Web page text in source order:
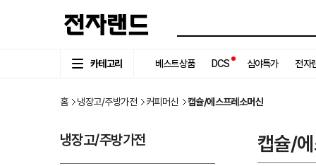
카테고리 베스트상품 DCS 심야특가 전자
홈 냉장고/주방가전 커피머신 캡슐/에스프레소머신
냉장고/주방가전 캡슐/